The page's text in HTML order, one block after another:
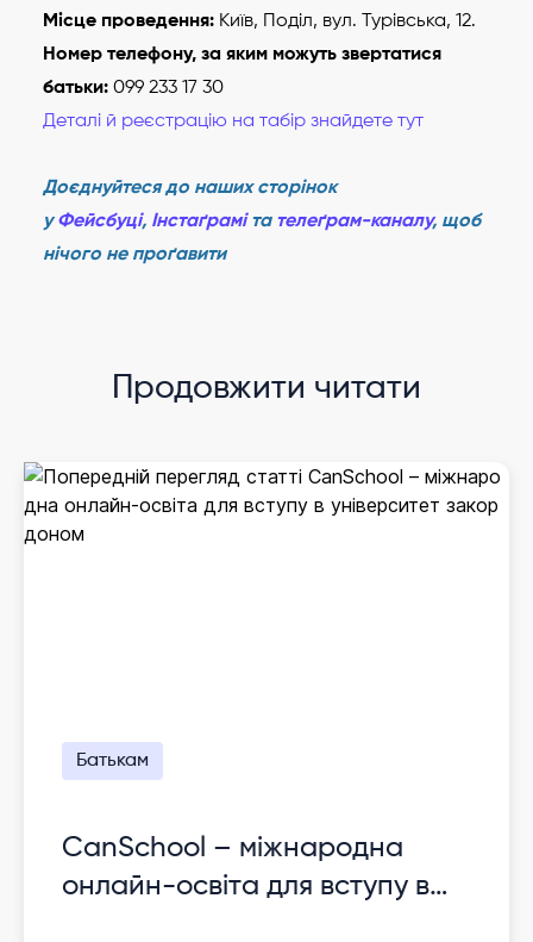
Місце проведення: Київ, Поділ, вул. Турівська, 12.
Номер телефону, за яким можуть звертатися
батьки: 099 233 17 30
Деталі й реєстрацію на табір знайдете тут
Доєднуйтеся до наших сторінок
уФейсбуці, Інстаґрамі та телеґрам-каналу, щоб
нічого не проґавити
Продовжити читати
Батькам
CanSchool – міжнародна
онлайн-освіта для вступу в